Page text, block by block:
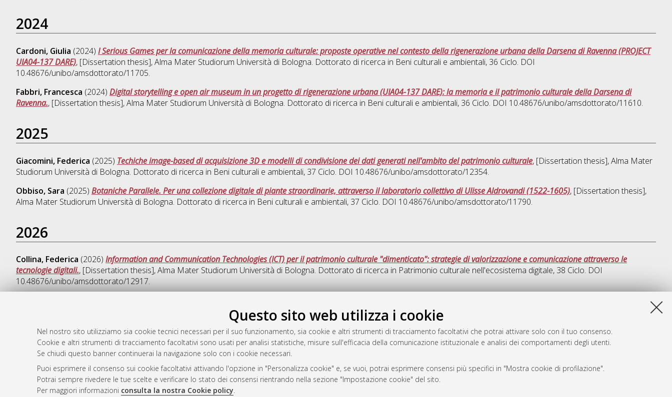
Questo sito web utilizza i cookie
Nel nostro sito utilizziamo sia cookie tecnici necessari per il suo funzionamento, sia cookie e altri strumenti di tracciamento facoltativi che potrai attivare solo con il tuo consenso.
Cookie e altri strumenti di tracciamento facoltativi sono usati per analisi statistiche, misure sull'efficacia della comunicazione istituzionale e analisi dei comportamenti degli utenti.
Se chiudi questo banner continuerai la navigazione solo con i cookie necessari.
Puoi esprimere il consenso sui cookie facoltativi attivando l'opzione in "Personalizza cookie" e, se vuoi, potrai esprimere consensi più specifici in "Mostra cookie di profilazione".
Potrai sempre rivedere le tue scelte e verificare lo stato dei consensi rientrando nella sezione "Impostazione cookie" del sito.
Per maggiori informazioni consulta la nostra Cookie policy.
2024
Cardoni, Giulia (2024) I Serious Games per la comunicazione della memoria culturale: proposte operative nel contesto della rigenerazione urbana della Darsena di Ravenna (PROJECT
UIA04-137 DARE), [Dissertation thesis], Alma Mater Studiorum Università di Bologna. Dottorato di ricerca in Beni culturali e ambientali, 36 Ciclo. DOI
10.48676/unibo/amsdottorato/11705.
Fabbri, Francesca (2024) Digital storytelling e open air museum in un progetto di rigenerazione urbana (UIA04-137 DARE): la memoria e il patrimonio culturale della Darsena di
Ravenna., [Dissertation thesis], Alma Mater Studiorum Università di Bologna. Dottorato di ricerca in Beni culturali e ambientali, 36 Ciclo. DOI 10.48676/unibo/amsdottorato/11610.
2025
Giacomini, Federica (2025) Techiche image-based di acquisizione 3D e modelli di condivisione dei dati generati nell'ambito del patrimonio culturale, [Dissertation thesis], Alma Mater
Studiorum Università di Bologna. Dottorato di ricerca in Beni culturali e ambientali, 37 Ciclo. DOI 10.48676/unibo/amsdottorato/12354.
Obbiso, Sara (2025) Botaniche Parallele. Per una collezione digitale di piante straordinarie, attraverso il laboratorio collettivo di Ulisse Aldrovandi (1522-1605), [Dissertation thesis],
Alma Mater Studiorum Università di Bologna. Dottorato di ricerca in Beni culturali e ambientali, 37 Ciclo. DOI 10.48676/unibo/amsdottorato/11790.
2026
Collina, Federica (2026) Information and Communication Technologies (ICT) per il patrimonio culturale "dimenticato": strategie di valorizzazione e comunicazione attraverso le
tecnologie digitali., [Dissertation thesis], Alma Mater Studiorum Università di Bologna. Dottorato di ricerca in Patrimonio culturale nell'ecosistema digitale, 38 Ciclo. DOI
10.48676/unibo/amsdottorato/12917.
Fri Aug 7 20:46:57 2026 CEST.
Atom
Rss 1.0
Rss 2.0
AMS Dottorato
ISSN: 2038-7946
Servizio implementato e gestito da
Impostazioni Cookie
Informativa sulla privacy
Condizioni d’uso del sito